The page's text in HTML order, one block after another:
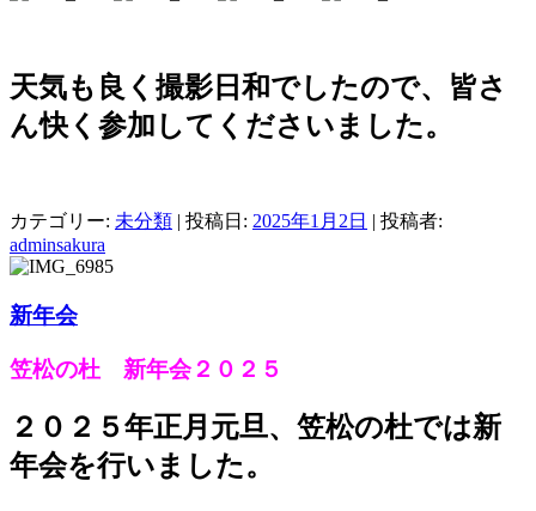
天気も良く撮影日和でしたので、皆さ
ん快く参加してくださいました。
カテゴリー: 未分類 | 投稿日: 2025年1月2日 | 投稿者:
adminsakura
新年会
笠松の杜 新年会２０２５
２０２５年正月元旦、笠松の杜では新
年会を行いました。